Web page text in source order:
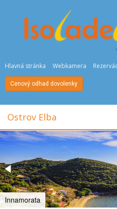
Hlavná stránka Webkamera
Cenový odhad dovolenky
Ostrov Elba
Innamorata